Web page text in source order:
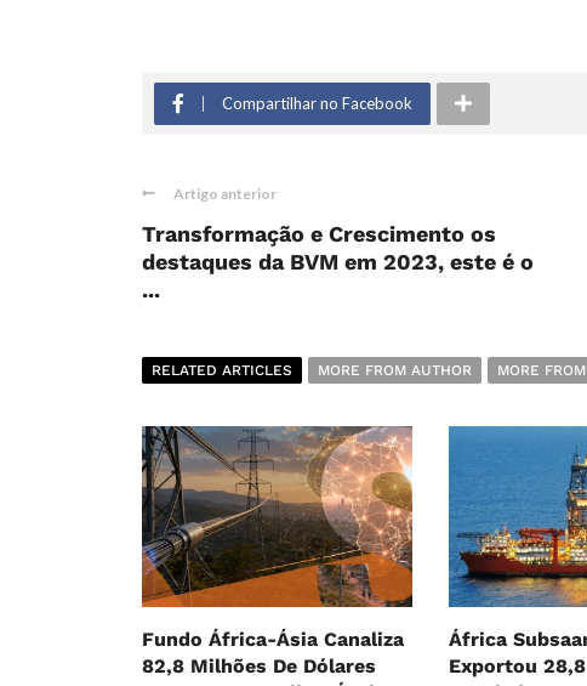
Compartilhar no Facebook
Artigo anterior
Transformação e Crescimento os
destaques da BVM em 2023, este é o
...
RELATED ARTICLES MORE FROM AUTHOR MORE
Fundo África-Ásia Canaliza
82,8 Milhões De Dólares
África
Exportou